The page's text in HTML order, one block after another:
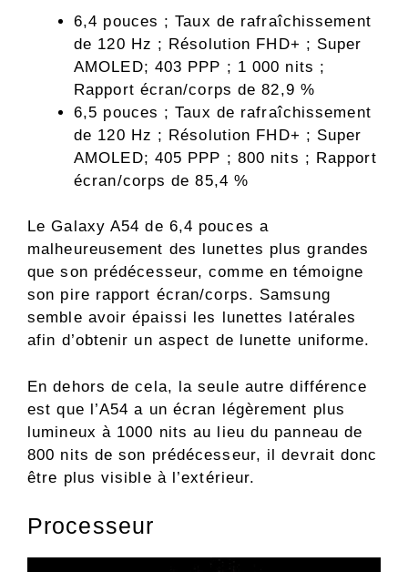
6,4 pouces ; Taux de rafraîchissement
de 120 Hz ; Résolution FHD+ ; Super
AMOLED; 403 PPP ; 1 000 nits ;
Rapport écran/corps de 82,9 %
6,5 pouces ; Taux de rafraîchissement
de 120 Hz ; Résolution FHD+ ; Super
AMOLED; 405 PPP ; 800 nits ; Rapport
écran/corps de 85,4 %
Le Galaxy A54 de 6,4 pouces a
malheureusement des lunettes plus grandes
que son prédécesseur, comme en témoigne
son pire rapport écran/corps. Samsung
semble avoir épaissi les lunettes latérales
afin d’obtenir un aspect de lunette uniforme.
En dehors de cela, la seule autre différence
est que l’A54 a un écran légèrement plus
lumineux à 1000 nits au lieu du panneau de
800 nits de son prédécesseur, il devrait donc
être plus visible à l’extérieur.
Processeur